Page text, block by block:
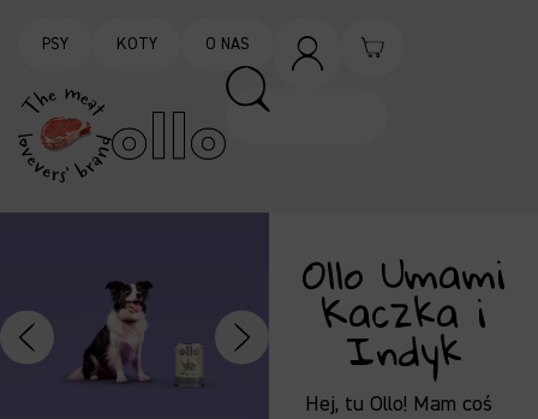
PSY KOTY O NAS
Ollo Umami
Kaczka i
Indyk
Hej, tu Ollo! Mam coś